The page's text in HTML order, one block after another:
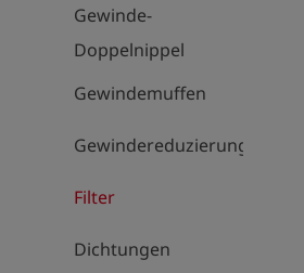
Gewinde-
Doppelnippel
Gewindemuffen
Gewindereduzierungen
Filter
Dichtungen